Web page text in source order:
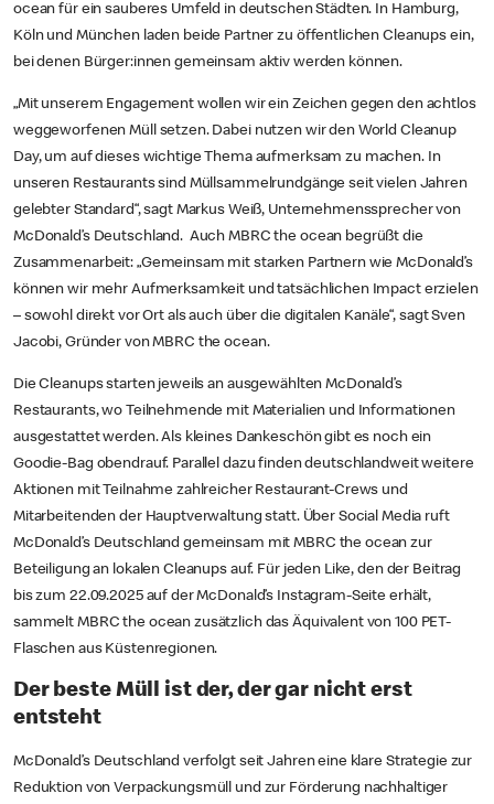
ocean für ein sauberes Umfeld in deutschen Städten. In Hamburg,
Köln und München laden beide Partner zu öffentlichen Cleanups ein,
bei denen Bürger:innen gemeinsam aktiv werden können.
„Mit unserem Engagement wollen wir ein Zeichen gegen den achtlos
weggeworfenen Müll setzen. Dabei nutzen wir den World Cleanup
Day, um auf dieses wichtige Thema aufmerksam zu machen. In
unseren Restaurants sind Müllsammelrundgänge seit vielen Jahren
gelebter Standard“, sagt Markus Weiß, Unternehmenssprecher von
McDonald’s Deutschland. Auch MBRC the ocean begrüßt die
Zusammenarbeit: „Gemeinsam mit starken Partnern wie McDonald’s
können wir mehr Aufmerksamkeit und tatsächlichen Impact erzielen
– sowohl direkt vor Ort als auch über die digitalen Kanäle“, sagt Sven
Jacobi, Gründer von MBRC the ocean.
Die Cleanups starten jeweils an ausgewählten McDonald’s
Restaurants, wo Teilnehmende mit Materialien und Informationen
ausgestattet werden. Als kleines Dankeschön gibt es noch ein
Goodie-Bag obendrauf. Parallel dazu finden deutschlandweit weitere
Aktionen mit Teilnahme zahlreicher Restaurant-Crews und
Mitarbeitenden der Hauptverwaltung statt. Über Social Media ruft
McDonald’s Deutschland gemeinsam mit MBRC the ocean zur
Beteiligung an lokalen Cleanups auf. Für jeden Like, den der Beitrag
bis zum 22.09.2025 auf der McDonald’s Instagram-Seite erhält,
sammelt MBRC the ocean zusätzlich das Äquivalent von 100 PET-
Flaschen aus Küstenregionen.
Der beste Müll ist der, der gar nicht erst
entsteht
McDonald’s Deutschland verfolgt seit Jahren eine klare Strategie zur
Reduktion von Verpackungsmüll und zur Förderung nachhaltiger